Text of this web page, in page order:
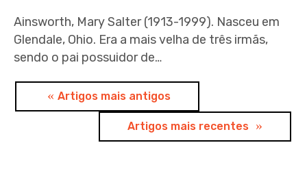
Ainsworth, Mary Salter (1913-1999). Nasceu em
Glendale, Ohio. Era a mais velha de três irmãs,
sendo o pai possuidor de…
Navegação
Artigos mais antigos
Artigos mais recentes